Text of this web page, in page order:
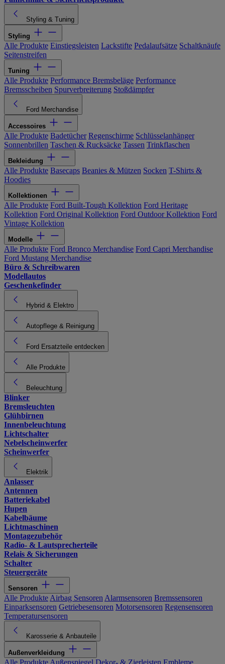
Styling & Tuning
Styling
Alle Produkte Einstiegsleisten Lackstifte Pedalaufsätze Schaltknäufe
Seitenstreifen
Tuning
Alle Produkte Performance Bremsbeläge Performance
Bremsscheiben Spurverbreiterung Stoßdämpfer
Ford Merchandise
Accessoires
Alle Produkte Badetücher Regenschirme Schlüsselanhänger
Sonnenbrillen Taschen & Rucksäcke Tassen Trinkflaschen
Bekleidung
Alle Produkte Basecaps Beanies & Mützen Socken T-Shirts &
Hoodies
Kollektionen
Alle Produkte Ford Built-Tough Kollektion Ford Heritage
Kollektion Ford Original Kollektion Ford Outdoor Kollektion Ford
Vintage Kollektion
Modelle
Alle Produkte Ford Bronco Merchandise Ford Capri Merchandise
Ford Mustang Merchandise
Büro & Schreibwaren
Modellautos
Geschenkefinder
Hybrid & Elektro
Autopflege & Reinigung
Ford Ersatzteile entdecken
Alle Produkte
Beleuchtung
Blinker
Bremsleuchten
Glühbirnen
Innenbeleuchtung
Lichtschalter
Nebelscheinwerfer
Scheinwerfer
Elektrik
Anlasser
Antennen
Batteriekabel
Hupen
Kabelbäume
Lichtmaschinen
Montagezubehör
Radio- & Lautsprecherteile
Relais & Sicherungen
Schalter
Steuergeräte
Sensoren
Alle Produkte Airbag Sensoren Alarmsensoren Bremssensoren
Einparksensoren Getriebesensoren Motorsensoren Regensensoren
Temperatursensoren
Karosserie & Anbauteile
Außenverkleidung
Alle Produkte Außenspiegel Dekor- & Zierleisten Embleme